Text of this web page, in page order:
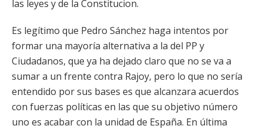
las leyes y de la Constitucion.
Es legítimo que Pedro Sánchez haga intentos por
formar una mayoría alternativa a la del PP y
Ciudadanos, que ya ha dejado claro que no se va a
sumar a un frente contra Rajoy, pero lo que no sería
entendido por sus bases es que alcanzara acuerdos
con fuerzas políticas en las que su objetivo número
uno es acabar con la unidad de España. En última